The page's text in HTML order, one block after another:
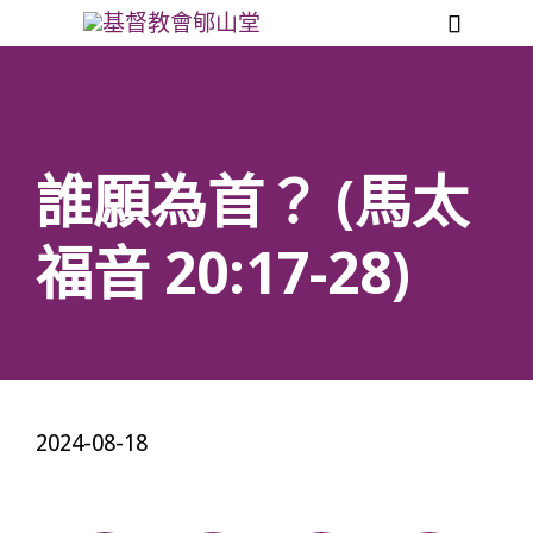

誰願為首？ (馬太
福音 20:17-28)
2024-08-18